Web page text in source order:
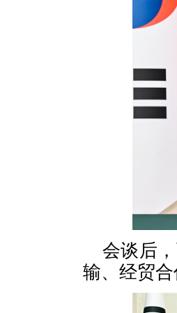
会谈后
输、经贸